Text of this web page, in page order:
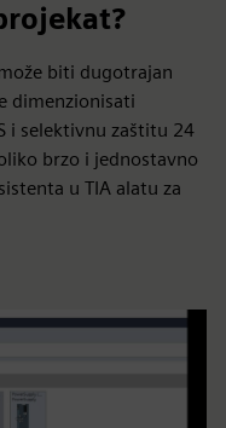
biti dugotrajan
dimenzionisati
i selektivnu zaštitu 24
brzo i jednostavno
u TIA alatu za